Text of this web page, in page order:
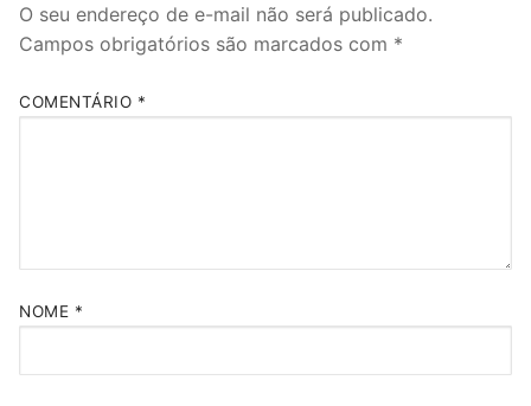
O seu endereço de e-mail não será publicado.
Campos obrigatórios são marcados com *
COMENTÁRIO *
NOME *